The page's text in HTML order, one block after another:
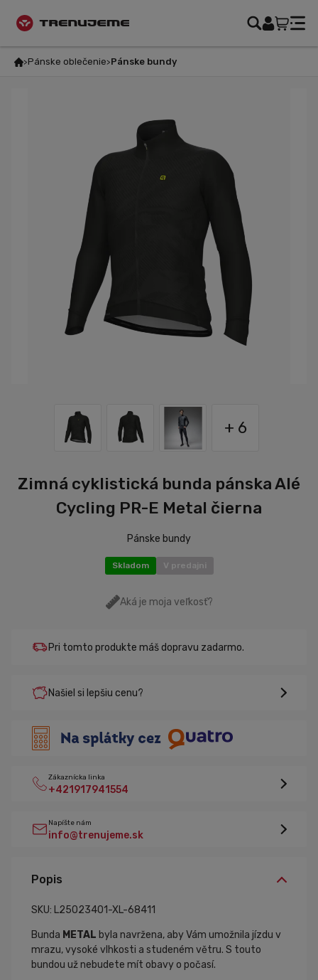
Pánske oblečenie Pánske bundy
+ 6
Zimná cyklistická bunda pánska Alé
Cycling PR-E Metal čierna
Pánske bundy
Skladom V predajni
Aká je moja veľkosť?
Pri tomto produkte máš dopravu zadarmo.
Našiel si lepšiu cenu?
Zákaznícka linka
+421917941554
Napíšte nám
info@trenujeme.sk
Popis
SKU: L25023401-XL-68411
Bunda METAL byla navržena, aby Vám umožnila jízdu v
mrazu, vysoké vlhkosti a studeném větru. S touto
bundou už nebudete mít obavy o počasí.